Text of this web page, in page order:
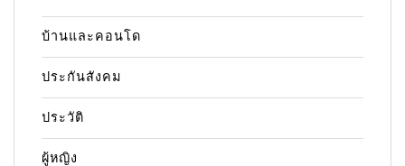
บ้านและคอนโด
ประกันสังคม
ประวัติ
ผู้หญิง